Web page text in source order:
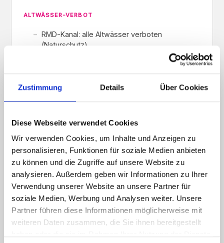
Zustimmung Details Über Cookies
Diese Webseite verwendet Cookies
Wir verwenden Cookies, um Inhalte und Anzeigen zu
personalisieren, Funktionen für soziale Medien anbieten
zu können und die Zugriffe auf unsere Website zu
analysieren. Außerdem geben wir Informationen zu Ihrer
Verwendung unserer Website an unsere Partner für
soziale Medien, Werbung und Analysen weiter. Unsere
Partner führen diese Informationen möglicherweise mit
weiteren Daten zusammen, die Sie ihnen bereitgestellt
ALTWÄSSER-VERBOT
RMD-Kanal: alle Altwässer verboten
(Naturschutz)
Donau: Altwässer verboten wenn Motor an
Bord
Schellnecker Altwasser: Futterboote verboten
Erlaubt auf: Irnsinger Weiher, Mauerner Weiher,
Willersdorfer Weiher, Donau, Abens, Altmühl/RMD-
Kanal
Verboten in: Schellnecker Altwasser, Fliegenstrecke
Abens, Blaues Wasser (Essing)